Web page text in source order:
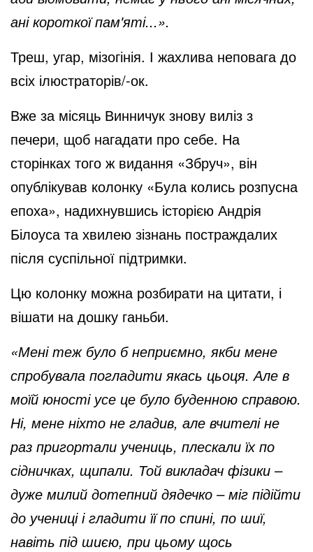
ані короткої пам'яті...».
Треш, угар, мізогінія. І жахлива неповага до
всіх ілюстраторів/-ок.
Вже за місяць Винничук знову виліз з
печери, щоб нагадати про себе. На
сторінках того ж видання «Збруч», він
опублікував колонку «Була колись розпусна
епоха», надихнувшись історією Андрія
Білоуса та хвилею зізнань постраждалих
після суспільної підтримки.
Цю колонку можна розбирати на цитати, і
вішати на дошку ганьби.
«Мені теж було б неприємно, якби мене
спробувала погладити якась цьоця. Але в
моїй юності усе це було буденною справою.
Ні, мене ніхто не гладив, але вчителі не
раз пригортали учениць, плескали їх по
сідничках, щипали. Той викладач фізики –
дуже милий дотепний дядечко – міг підійти
до учениці і гладити її по спині, по шиї,
навіть під шиєю, при цьому щось